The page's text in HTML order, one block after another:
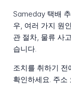
Sameday 택배
우, 여러 가지 원
관 절차, 물류 사
습니다.
조치를 취하기 전
확인하세요. 주소